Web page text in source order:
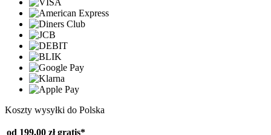
Koszty wysyłki do Polska
od 199,00 zł gratis*